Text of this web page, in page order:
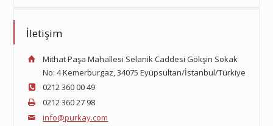
İletişim
Mithat Paşa Mahallesi Selanik Caddesi Gökşin Sokak
No: 4 Kemerburgaz, 34075 Eyüpsultan/İstanbul/Türkiye
0212 360 00 49
0212 360 27 98
info@purkay.com